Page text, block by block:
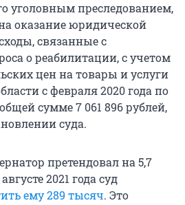
уголовным преследованием,
оказание юридической
связанные с
о реабилитации, с учетом
цен на товары и услуги
с февраля 2020 года по
сумме 7 061 896 рублей,
суда.
претендовал на 5,7
2021 года суд
ему 289 тысяч. Это